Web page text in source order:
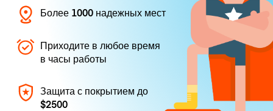
Более 1000 надежных мест
Приходите в любое время
в часы работы
Защита с покрытием до
$2500